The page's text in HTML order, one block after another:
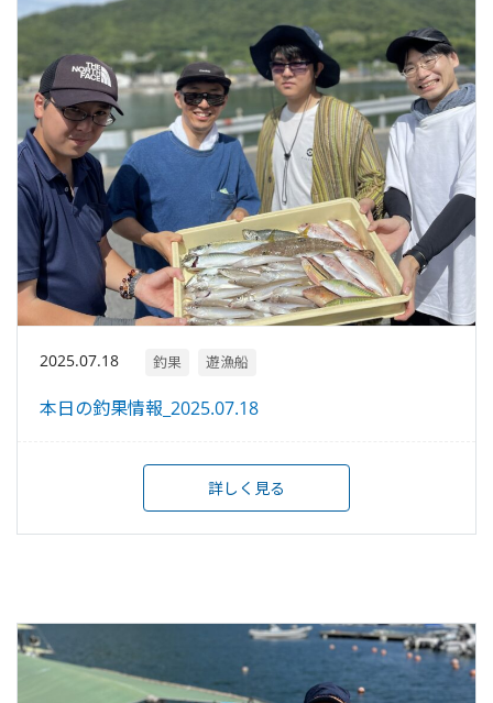
2025.07.18 釣果 遊漁船
本日の釣果情報_2025.07.18
詳しく見る